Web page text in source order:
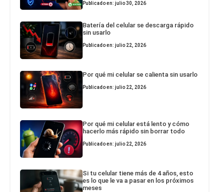
Publicado en: julio 30, 2026
Batería del celular se descarga rápido
sin usarlo
Publicado en: julio 22, 2026
Por qué mi celular se calienta sin usarlo
Publicado en: julio 22, 2026
Por qué mi celular está lento y cómo
hacerlo más rápido sin borrar todo
Publicado en: julio 22, 2026
Si tu celular tiene más de 4 años, esto
es lo que le va a pasar en los próximos
meses